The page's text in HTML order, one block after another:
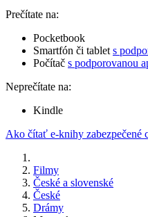
Prečítate na:
Pocketbook
Smartfón či tablet s
Počítač s podporovanou
Neprečítate na:
Kindle
Ako čítať e-knihy zabezpečené
Filmy
České a slovenské
České
Drámy